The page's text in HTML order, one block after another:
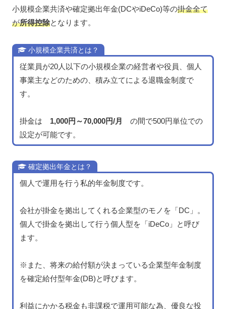
小規模企業共済や確定拠出年金(DCやiDeCo)等の掛金全て
が所得控除となります。
小規模企業共済とは？
従業員が20人以下の小規模企業の経営者や役員、個人
事業主などのための、積み立てによる退職金制度で
す。
掛金は 1,000円～70,000円/月
の間で500円単位での
設定が可能です。
確定拠出年金とは？
個人で運用を行う私的年金制度です。
会社が掛金を拠出してくれる企業型のモノを「DC」。
個人で掛金を拠出して行う個人型を「iDeCo」と呼び
ます。
※また、将来の給付額が決まっている企業型年金制度
を確定給付型年金(DB)と呼びます。
利益にかかる税金も非課税で運用可能な為、優良な投